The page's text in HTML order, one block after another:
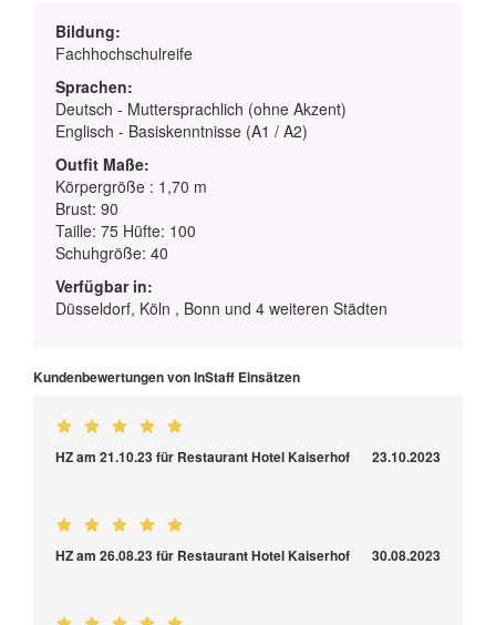
Bildung:
Fachhochschulreife
Sprachen:
Deutsch - Muttersprachlich (ohne Akzent)
Englisch - Basiskenntnisse (A1 / A2)
Outfit Maße:
Körpergröße : 1,70 m
Brust: 90
Taille: 75 Hüfte: 100
Schuhgröße: 40
Verfügbar in:
Düsseldorf, Köln , Bonn und 4 weiteren Städten
Kundenbewertungen von InStaff Einsätzen
HZ am 21.10.23 für Restaurant Hotel Kaiserhof 23.10.2023
HZ am 26.08.23 für Restaurant Hotel Kaiserhof 30.08.2023